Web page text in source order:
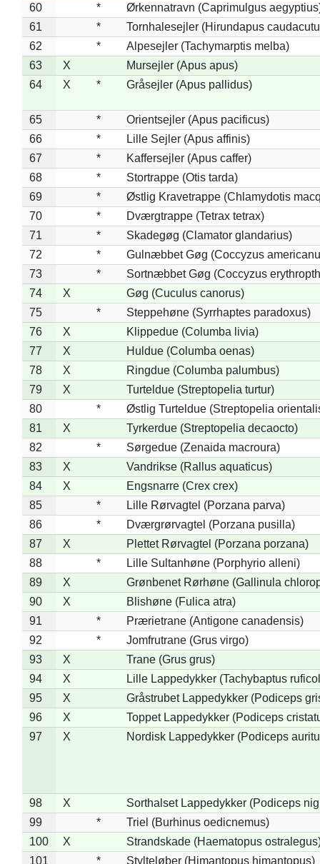
60
*
Ørkennatravn (Caprimulgus
61
*
Tornhalesejler (Hirundapus
62
*
Alpesejler (Tachymarptis melba)
63
X
Mursejler (Apus apus)
64
X * Gråsejler (Apus pallidus)
65 *
Orientsejler (Apus pacificus)
66
*
Lille Sejler (Apus affinis)
67
*
Kaffersejler (Apus caffer)
68
*
Stortrappe (Otis tarda)
69
*
Østlig Kravetrappe (Chlamydotis
70
*
Dværgtrappe (Tetrax tetrax)
71
*
Skadegøg (Clamator glandarius)
72
*
Gulnæbbet Gøg (Coccyzus
73
*
Sortnæbbet Gøg (Coccyzus
74
X
Gøg (Cuculus canorus)
75
*
Steppehøne (Syrrhaptes paradoxus)
76
X
Klippedue (Columba livia)
77
X
Huldue (Columba oenas)
78
X
Ringdue (Columba palumbus)
79
X
Turteldue (Streptopelia turtur)
80
*
Østlig Turteldue (Streptopelia
81
X
Tyrkerdue (Streptopelia decaocto)
82
*
Sørgedue (Zenaida macroura)
83
X
Vandrikse (Rallus aquaticus)
84
X
Engsnarre (Crex crex)
85
*
Lille Rørvagtel (Porzana parva)
86
*
Dværgrørvagtel (Porzana pusilla)
87
X
Plettet Rørvagtel (Porzana porzana)
88
*
Lille Sultanhøne (Porphyrio alleni)
89
X
Grønbenet Rørhøne (Gallinula
90
X
Blishøne (Fulica atra)
91
*
Prærietrane (Antigone canadensis)
92
*
Jomfrutrane (Grus virgo)
93
X
Trane (Grus grus)
94
X
Lille Lappedykker (Tachybaptus
95
X
Gråstrubet Lappedykker (Podiceps
96
X
Toppet Lappedykker (Podiceps
97
X Nordisk Lappedykker (Podiceps
98 X
Sorthalset Lappedykker (Podiceps
99
*
Triel (Burhinus oedicnemus)
100
X
Strandskade (Haematopus
101
* Stylteløber (Himantopus himantopus)